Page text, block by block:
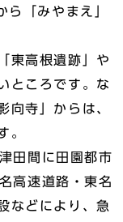
「みやまえ」
東高根遺跡」や
ところです。な
向寺」からは、
。
間に田園都市
高速道路・東名
などにより、急